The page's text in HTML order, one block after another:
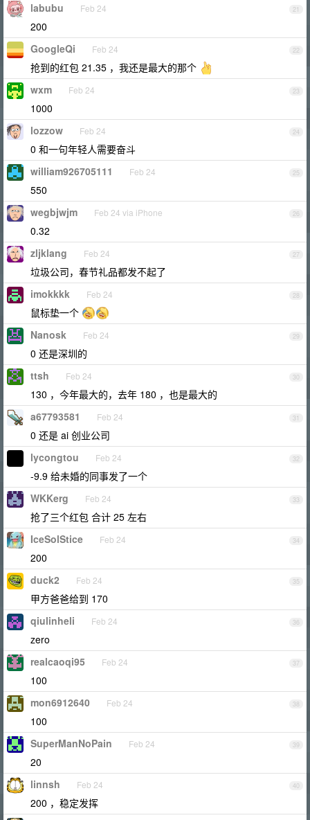
21
labubu Feb 24
200
22
GoogleQi Feb 24
抢到的红包 21.35 ，我还是最大的那个
23
wxm Feb 24
1000
24
lozzow Feb 24
0 和一句年轻人需要奋斗
25
william926705111 Feb 24
550
26
wegbjwjm Feb 24 via iPhone
0.32
27
zljklang Feb 24
垃圾公司，春节礼品都发不起了
28
imokkkk Feb 24
鼠标垫一个
29
Nanosk Feb 24
0 还是深圳的
30
ttsh Feb 24
130 ，今年最大的，去年 180 ，也是最大的
31
a67793581 Feb 24
0 还是 ai 创业公司
32
lycongtou Feb 24
-9.9 给未婚的同事发了一个
33
WKKerg Feb 24
抢了三个红包 合计 25 左右
34
IceSolStice Feb 24
200
35
duck2 Feb 24
甲方爸爸给到 170
36
qiulinheli Feb 24
zero
37
realcaoqi95 Feb 24
100
38
mon6912640 Feb 24
100
39
SuperManNoPain Feb 24
20
40
linnsh Feb 24
200 ，稳定发挥